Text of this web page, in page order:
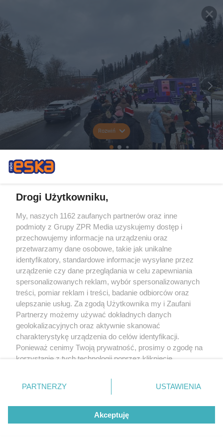
Rozwiń
Drogi Użytkowniku,
My, naszych 1162 zaufanych partnerów oraz inne
podmioty z Grupy ZPR Media uzyskujemy dostęp i
przechowujemy informacje na urządzeniu oraz
przetwarzamy dane osobowe, takie jak unikalne
identyfikatory, standardowe informacje wysyłane przez
urządzenie czy dane przeglądania w celu zapewniania
spersonalizowanych reklam, wybór spersonalizowanych
treści, pomiar reklam i treści, badanie odbiorców oraz
ulepszanie usług. Za zgodą Użytkownika my i Zaufani
Partnerzy możemy używać dokładnych danych
geolokalizacyjnych oraz aktywnie skanować
charakterystykę urządzenia do celów identyfikacji.
Ponieważ cenimy Twoją prywatność, prosimy o zgodę na
korzystanie z tych technologii poprzez kliknięcie
zmienić/wycofać klikając przycisk ustawień prywatności
znajdujący się w lewym dolnym rogu strony
rodzaje przetwarzania danych nie wymagają zgody
użytkownika, ale masz prawo sprzeciwić się takiemu
przetwarzaniu. Preferencje będą miały zastosowanie tylko
PARTNERZY USTAWIENIA
Akceptuję